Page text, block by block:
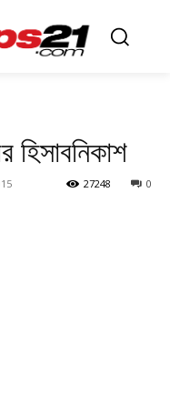
হিসাবনিকাশ
0
27248